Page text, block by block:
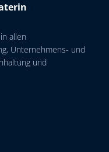
allen
Unternehmens- und
und